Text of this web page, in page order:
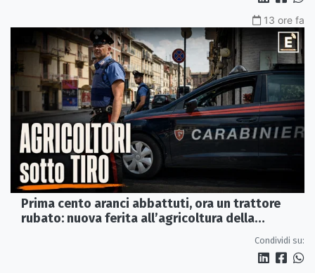
13 ore fa
Prima cento aranci abbattuti, ora un trattore
rubato: nuova ferita all’agricoltura della
Condividi su: